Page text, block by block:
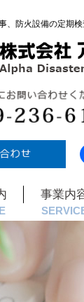
、防火設備の定期
事業内